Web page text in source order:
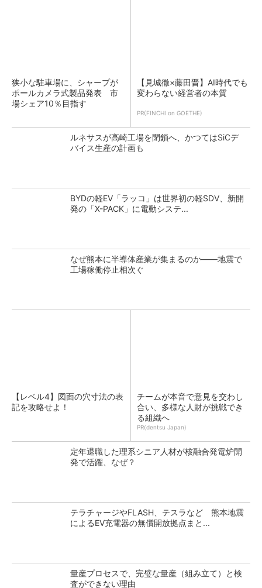
狭小な駐車場に、シャープが
ポールカメラ式製品発表 市
場シェア10％目指す
【見城徹×藤田晋】AI時代でも
変わらない経営者の本質
PR(FINCHI on GOETHE)
ルネサスが高崎工場を閉鎖へ、かつてはSiCデ
バイス生産の計画も
BYDの軽EV「ラッコ」は世界初の軽SDV、新開
発の「X-PACK」に電動システ...
なぜ熊本に半導体産業が集まるのか――地震で
工場稼働停止相次ぐ
【レベル4】図面の穴寸法の表
記を攻略せよ！
チームが本音で意見を交わし
合い、多様な人財が挑戦でき
る組織へ
PR(dentsu Japan)
定年退職した理系シニア人材が核融合発電炉開
発で活躍、なぜ？
テラチャージやFLASH、テスラなど 熊本地震
によるEV充電器の無償開放拠点まと...
量産プロセスで、完璧な量産（組み立て）と検
査ができない理由